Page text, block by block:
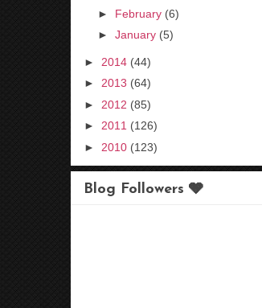
► February (6)
► January (5)
► 2014 (44)
► 2013 (64)
► 2012 (85)
► 2011 (126)
► 2010 (123)
Blog Followers 🩶